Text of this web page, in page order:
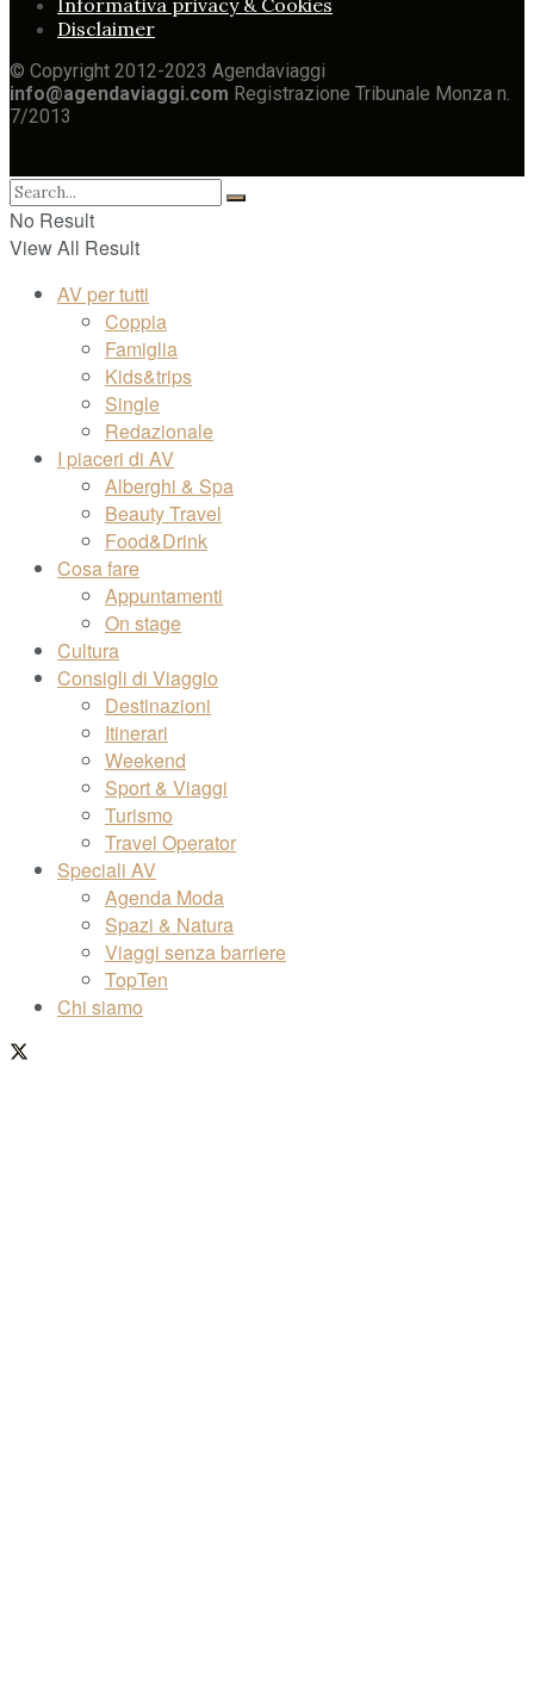
Informativa privacy & Cookies
Disclaimer
© Copyright 2012-2023 Agendaviaggi
info@agendaviaggi.com Registrazione Tribunale Monza n.
7/2013
No Result
View All Result
AV per tutti
Coppia
Famiglia
Kids&trips
Single
Redazionale
I piaceri di AV
Alberghi & Spa
Beauty Travel
Food&Drink
Cosa fare
Appuntamenti
On stage
Cultura
Consigli di Viaggio
Destinazioni
Itinerari
Weekend
Sport & Viaggi
Turismo
Travel Operator
Speciali AV
Agenda Moda
Spazi & Natura
Viaggi senza barriere
TopTen
Chi siamo